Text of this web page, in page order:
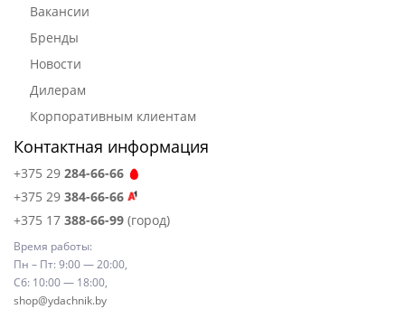
Вакансии
Бренды
Новости
Дилерам
Корпоративным клиентам
Контактная информация
+375 29 284-66-66
+375 29 384-66-66
+375 17 388-66-99 (город)
Время работы:
Пн – Пт: 9:00 — 20:00,
Сб: 10:00 — 18:00,
shop@ydachnik.by